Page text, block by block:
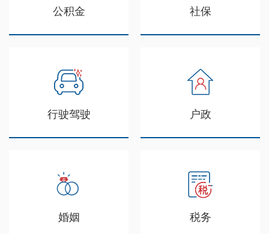
公积金 社保
行驶驾驶 户政
婚姻 税务